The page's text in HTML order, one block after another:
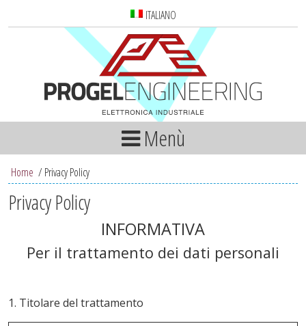
ITALIANO
Menù
Home / Privacy Policy
Privacy Policy
INFORMATIVA
Per il trattamento dei dati personali
1. Titolare del trattamento